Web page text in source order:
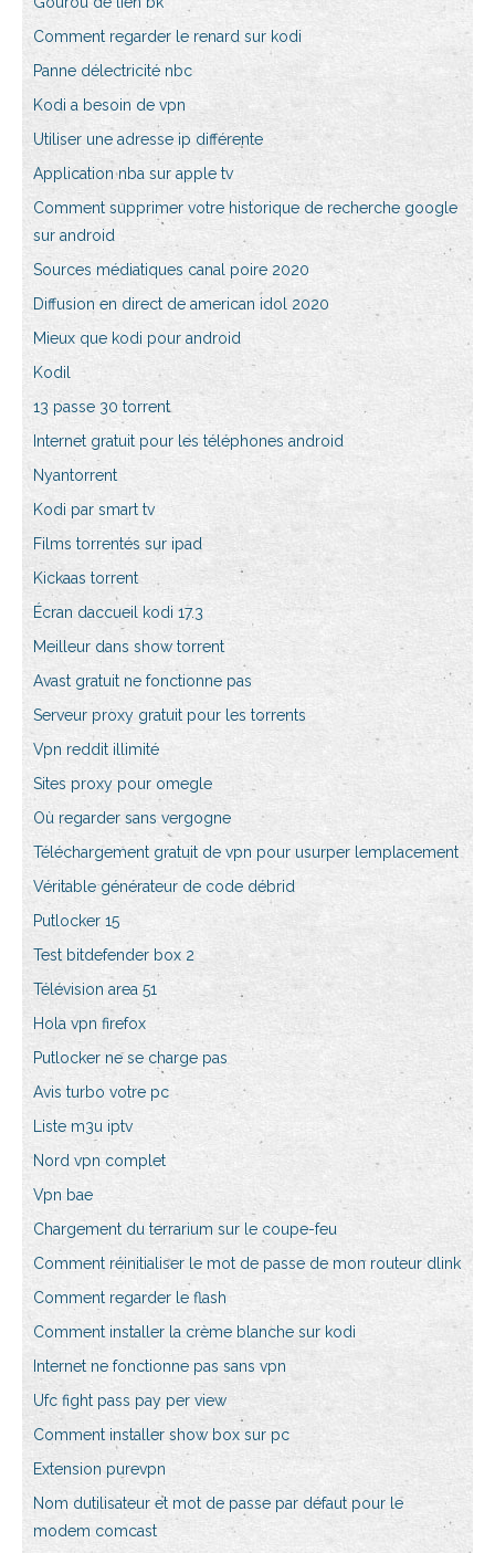
Comment regarder le renard sur kodi
Panne délectricité nbc
Kodi a besoin de vpn
Utiliser une adresse ip différente
Application nba sur apple tv
Comment supprimer votre historique de recherche google
sur android
Sources médiatiques canal poire 2020
Diffusion en direct de american idol 2020
Mieux que kodi pour android
Kodil
13 passe 30 torrent
Internet gratuit pour les téléphones android
Nyantorrent
Kodi par smart tv
Films torrentés sur ipad
Kickaas torrent
Écran daccueil kodi 17.3
Meilleur dans show torrent
Avast gratuit ne fonctionne pas
Serveur proxy gratuit pour les torrents
Vpn reddit illimité
Sites proxy pour omegle
Où regarder sans vergogne
Téléchargement gratuit de vpn pour usurper lemplacement
Véritable générateur de code débrid
Putlocker 15
Test bitdefender box 2
Télévision area 51
Hola vpn firefox
Putlocker ne se charge pas
Avis turbo votre pc
Liste m3u iptv
Nord vpn complet
Vpn bae
Chargement du terrarium sur le coupe-feu
Comment réinitialiser le mot de passe de mon routeur dlink
Comment regarder le flash
Comment installer la crème blanche sur kodi
Internet ne fonctionne pas sans vpn
Ufc fight pass pay per view
Comment installer show box sur pc
Extension purevpn
Nom dutilisateur et mot de passe par défaut pour le
modem comcast